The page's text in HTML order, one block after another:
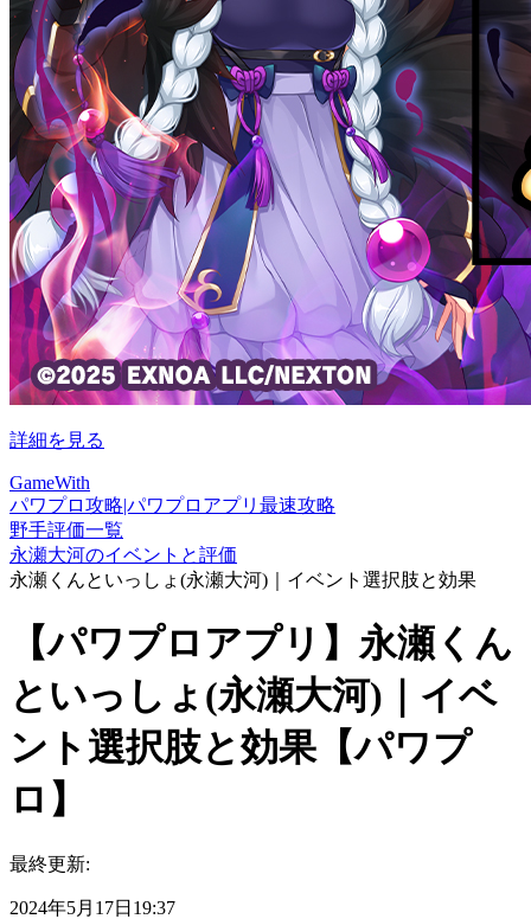
詳細を見る
GameWith
パワプロ攻略|パワプロアプリ最速攻略
野手評価一覧
永瀬大河のイベントと評価
永瀬くんといっしょ(永瀬大河)｜イベント選択肢と効果
【パワプロアプリ】永瀬くん
といっしょ(永瀬大河)｜イベ
ント選択肢と効果【パワプ
ロ】
最終更新:
2024年5月17日19:37